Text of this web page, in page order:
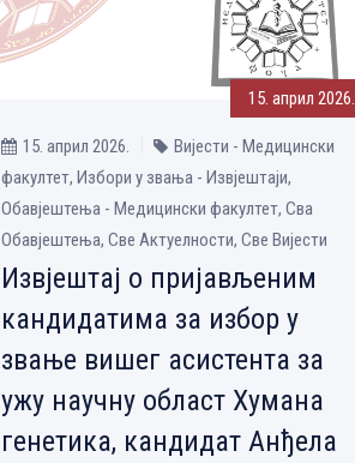
15. април 2026.
15. април 2026.
Вијести - Медицински
факултет, Избори у звања - Извјештаји,
Обавјештења - Медицински факултет, Сва
Обавјештења, Све Aктуелности, Све Вијести
Извјештај о пријављеним
кандидатима за избор у
звање вишег асистента за
ужу научну област Хумана
генетика, кандидат Анђела